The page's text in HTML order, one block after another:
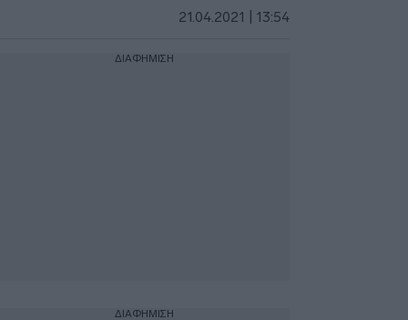
21.04.2021 | 13:54
ΔΙΑΦΗΜΙΣΗ
ΔΙΑΦΗΜΙΣΗ